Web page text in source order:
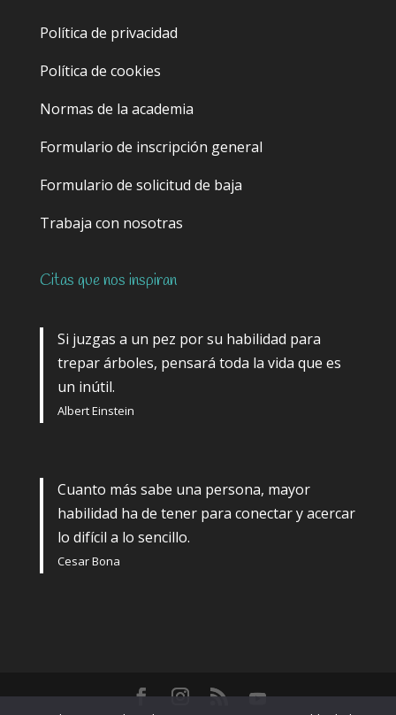
Política de privacidad
Política de cookies
Normas de la academia
Formulario de inscripción general
Formulario de solicitud de baja
Trabaja con nosotras
Citas que nos inspiran
Si juzgas a un pez por su habilidad para
trepar árboles, pensará toda la vida que es
un inútil.
Albert Einstein
Cuanto más sabe una persona, mayor
habilidad ha de tener para conectar y acercar
lo difícil a lo sencillo.
Cesar Bona